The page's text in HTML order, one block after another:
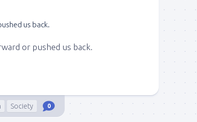
or pushed us back.
Society 0